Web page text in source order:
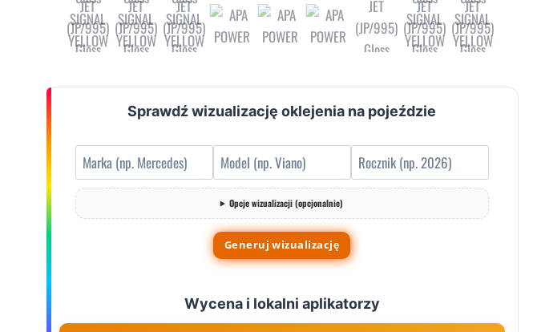
Sprawdź wizualizację oklejenia na pojeździe
Opcje wizualizacji (opcjonalnie)
Generuj wizualizację
Wycena i lokalni aplikatorzy